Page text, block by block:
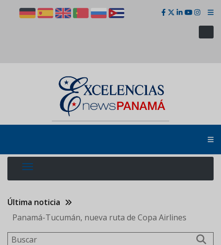
Última noticia
Panamá-Tucumán, nueva ruta de Copa Airlines
Buscar